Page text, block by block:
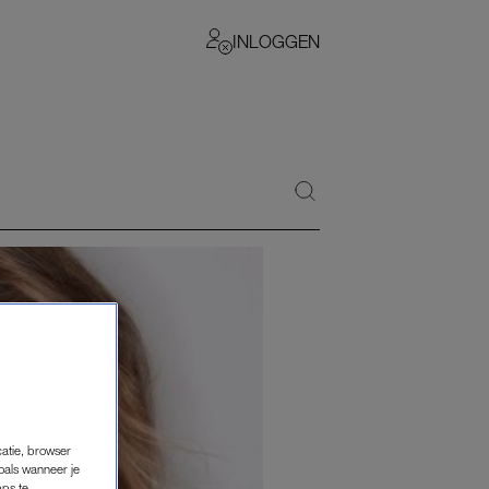
INLOGGEN
browser
wanneer je